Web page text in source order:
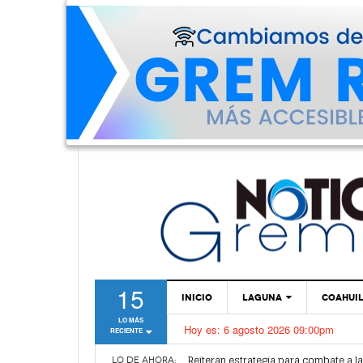
15
LO MÁS
RECIENTE
INICIO LAGUNA
TORREÓN
GÓMEZ PALACIO
Hoy es: 6 agosto 2026 09:00pm
LO DE AHORA:
Alertan por plaga de garrapatas en